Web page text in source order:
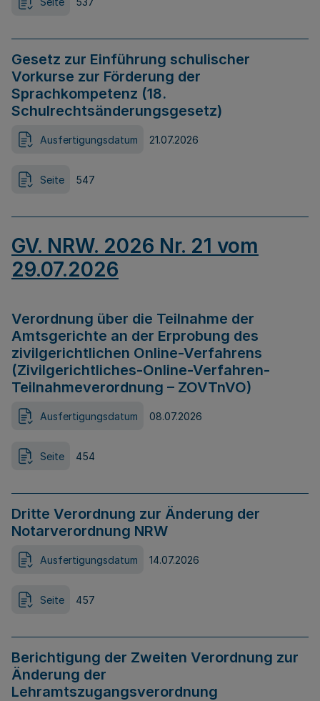
Gesetz zur Einführung schulischer
Vorkurse zur Förderung der
Sprachkompetenz (18.
Schulrechtsänderungsgesetz)
Ausfertigungsdatum 21.07.2026
Seite 547
GV. NRW. 2026 Nr. 21 vom
29.07.2026
Verordnung über die Teilnahme der
Amtsgerichte an der Erprobung des
zivilgerichtlichen Online-Verfahrens
(Zivilgerichtliches-Online-Verfahren-
Teilnahmeverordnung – ZOVTnVO)
Ausfertigungsdatum 08.07.2026
Seite 454
Dritte Verordnung zur Änderung der
Notarverordnung NRW
Ausfertigungsdatum 14.07.2026
Seite 457
Berichtigung der Zweiten Verordnung zur
Änderung der
Lehramtszugangsverordnung